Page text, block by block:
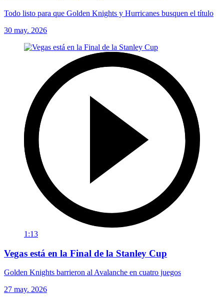
Todo listo para que Golden Knights y Hurricanes busquen el título
30 may. 2026
1:13
Vegas está en la Final de la Stanley Cup
Golden Knights barrieron al Avalanche en cuatro juegos
27 may. 2026